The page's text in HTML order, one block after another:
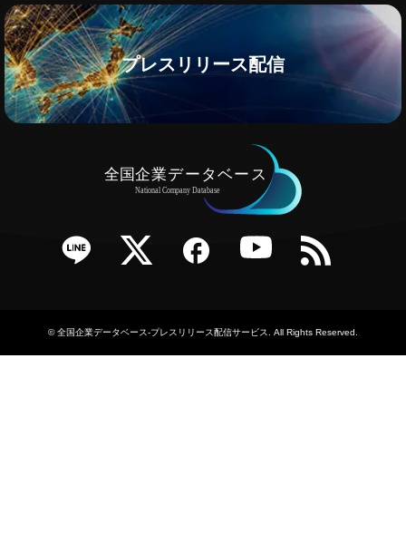
プレスリリース配信
Twitter Facebook YouTube RSS
©全国企業データベース-プレスリリース配信サービス. All Rights Reserved.